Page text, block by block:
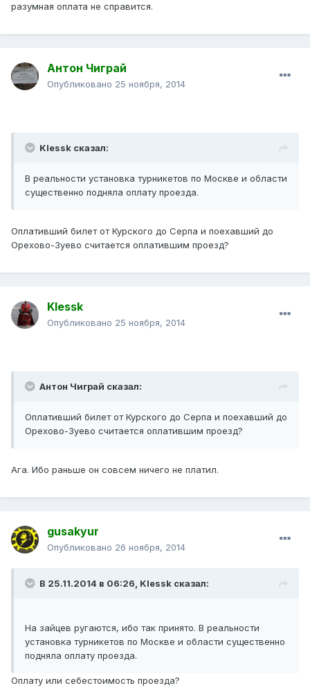
разумная оплата не справится.
Антон Чиграй
Опубликовано 25 ноября, 2014
Klessk сказал:
В реальности установка турникетов по Москве и области
существенно подняла оплату проезда.
Оплативший билет от Курского до Серпа и поехавший до
Орехово-Зуево считается оплатившим проезд?
Klessk
Опубликовано 25 ноября, 2014
Антон Чиграй сказал:
Оплативший билет от Курского до Серпа и поехавший до
Орехово-Зуево считается оплатившим проезд?
Ага. Ибо раньше он совсем ничего не платил.
gusakyur
Опубликовано 26 ноября, 2014
В 25.11.2014 в 06:26, Klessk сказал:
На зайцев ругаются, ибо так принято. В реальности
установка турникетов по Москве и области существенно
подняла оплату проезда.
Оплату или себестоимость проезда?